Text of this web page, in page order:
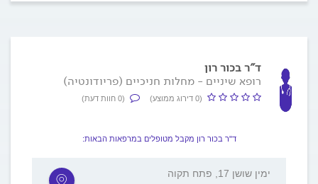
ד"ר בכור רון
רופא שיניים - מחלות חניכיים (פריודונטיה)
(0 דירוג ממוצע) (0 חוות דעת)
ד"ר בכור רון מקבל מטופלים במרפאות הבאות:
ימין שושן 17, פתח תקוה